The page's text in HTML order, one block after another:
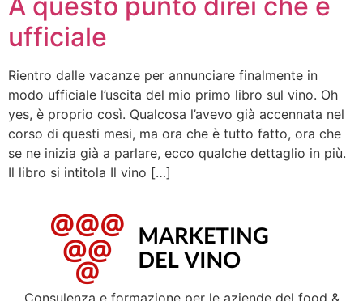
A questo punto direi che è
ufficiale
Rientro dalle vacanze per annunciare finalmente in
modo ufficiale l’uscita del mio primo libro sul vino. Oh
yes, è proprio così. Qualcosa l’avevo già accennata nel
corso di questi mesi, ma ora che è tutto fatto, ora che
se ne inizia già a parlare, ecco qualche dettaglio in più.
Il libro si intitola Il vino […]
Consulenza e formazione per le aziende del food &